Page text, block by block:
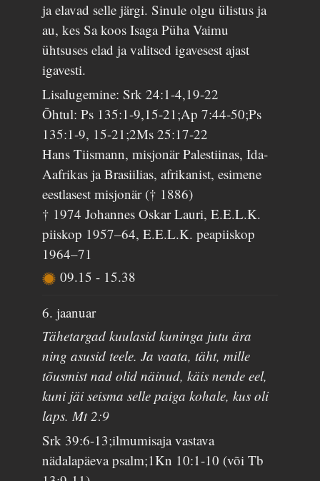
ja elavad selle järgi. Sinule olgu ülistus ja
au, kes Sa koos Isaga Püha Vaimu
ühtsuses elad ja valitsed igavesest ajast
igavesti.
Lisalugemine: Srk 24:1-4,19-22
Õhtul: Ps 135:1-9,15-21;Ap 7:44-50;Ps
135:1-9, 15-21;2Ms 25:17-22
Hans Tiismann, misjonär Palestiinas, Ida-
Aafrikas ja Brasiilias, afrikanist, esimene
eestlasest misjonär († 1886)
† 1974 Johannes Oskar Lauri, E.E.L.K.
piiskop 1957–64, E.E.L.K. peapiiskop
1964–71
09.15- 15.38
6. jaanuar
Tähetargad kuulasid kuninga jutu ära
ning asusid teele. Ja vaata, täht, mille
tõusmist nad olid näinud, käis nende eel,
kuni jäi seisma selle paiga kohale, kus oli
laps. Mt 2:9
Srk 39:6-13;ilmumisaja vastava
nädalapäeva psalm;1Kn 10:1-10 (või Tb